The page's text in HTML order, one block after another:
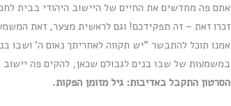
אתם פה מחדשים את החיים של היישוב היהודי בבית
זכרו זאת – זה תפקידכם! וגם לראשית מצער, זאת
אמנו תוכל להתבשר "יש תקווה לאחריתך נאום ה' ושבו
במשמעות של שבו בנים לגבולם שכאן, להקים פה יישוב
הסרטון התקבל באדיבות: גיל מזומן הפקות.